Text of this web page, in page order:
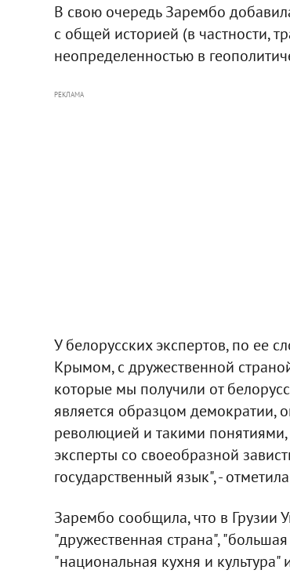
В свою очередь Зарембо
с общей историей (в частности,
неопределенностью в
РЕКЛАМА
У белорусских экспертов, по ее
Крымом, с дружественной
которые мы получили от
является образцом демократии,
революцией и такими понятиями,
эксперты со своеобразной
государственный язык", -
Зарембо сообщила, что в Грузии
"дружественная страна",
"национальная кухня и